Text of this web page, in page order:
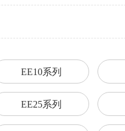
EE10系列
EE25系列